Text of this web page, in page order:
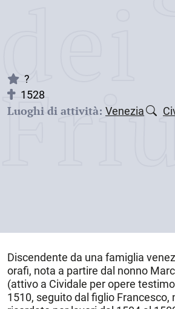
dei
?
1528
Luoghi di attività: Venezia
Discendente da una famiglia
orafi, nota a partire dal nonno
(attivo a Cividale per opere
1510, seguito dal figlio Francesco,